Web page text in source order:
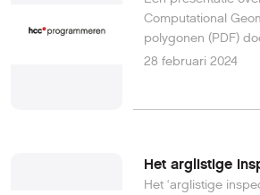
Computational
polygonen (PDF)
28 februari 2024
Het arglistige
Het ‘arglistige